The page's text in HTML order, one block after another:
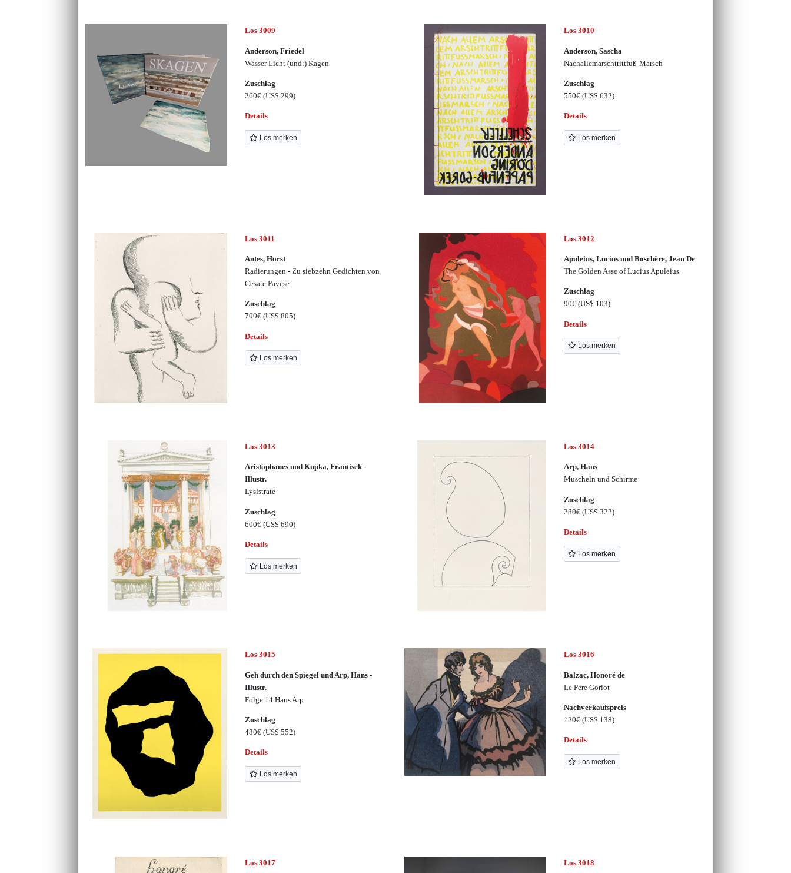
Los 3009
Anderson, Friedel
Wasser Licht (und:) Kagen
Zuschlag
260€(US$ 299)
Details
Los merken
Los 3010
Anderson, Sascha
Nachallemarschtrittfuß-Marsch
Zuschlag
550€ (US$ 632)
Details
Los merken
Los 3011
Antes, Horst
Radierungen - Zu siebzehn Gedichten von
Cesare Pavese
Zuschlag
700€(US$ 805)
Details
Los merken
Los 3012
Apuleius, Lucius und Boschère, Jean De
The Golden Asse of Lucius Apuleius
Zuschlag
90€ (US$ 103)
Details
Los merken
Los 3013
Aristophanes und Kupka, Frantisek -
Illustr.
Lysistratè
Zuschlag
600€(US$ 690)
Details
Los merken
Los 3014
Arp, Hans
Muscheln und Schirme
Zuschlag
280€ (US$ 322)
Details
Los merken
Los 3015
Geh durch den Spiegel und Arp, Hans -
Illustr.
Folge 14 Hans Arp
Zuschlag
480€(US$ 552)
Details
Los merken
Los 3016
Balzac, Honoré de
Le Père Goriot
Nachverkaufspreis
120€ (US$ 138)
Details
Los merken
Los 3017 Los 3018